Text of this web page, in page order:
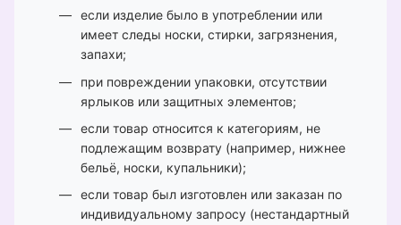
если изделие было в употреблении или
имеет следы носки, стирки, загрязнения,
запахи;
при повреждении упаковки, отсутствии
ярлыков или защитных элементов;
если товар относится к категориям, не
подлежащим возврату (например, нижнее
бельё, носки, купальники);
если товар был изготовлен или заказан по
индивидуальному запросу (нестандартный